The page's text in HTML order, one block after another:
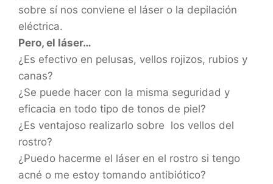
sobre sí nos conviene el láser o la depilación
eléctrica.
Pero, el láser…
¿Es efectivo en pelusas, vellos rojizos, rubios y
canas?
¿Se puede hacer con la misma seguridad y
eficacia en todo tipo de tonos de piel?
¿Es ventajoso realizarlo sobre los vellos del
rostro?
¿Puedo hacerme el láser en el rostro si tengo
acné o me estoy tomando antibiótico?